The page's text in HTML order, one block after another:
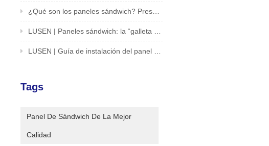
¿Qué son los paneles sándwich? Presentación de una solución innovadora para edificios y estructuras
LUSEN | Paneles sándwich: la “galleta sándwich” del mundo de la arquitectura
LUSEN | Guía de instalación del panel sándwich de desbloqueo en un segundo
Tags
Panel De Sándwich De La Mejor
Calidad